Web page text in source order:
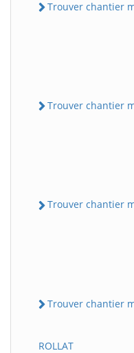
Trouver chantier
Trouver chantier
Trouver chantier
Trouver chantier
ROLLAT